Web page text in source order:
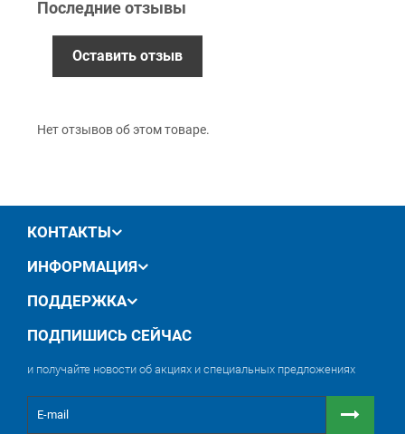
Гарантия
Последние отзывы
Оставить отзыв
Нет отзывов об этом товаре.
КОНТАКТЫ
ИНФОРМАЦИЯ
ПОДДЕРЖКА
ПОДПИШИСЬ СЕЙЧАС
и получайте новости об акциях и специальных предложениях